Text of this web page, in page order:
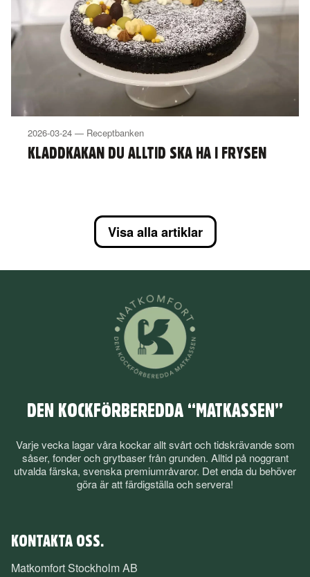
2026-03-24 — Receptbanken
KLADDKAKAN DU ALLTID SKA HA I FRYSEN
Visa alla artiklar
DEN KOCKFÖRBEREDDA “MATKASSEN”
Varje vecka lagar våra kockar allt svårt och tidskrävande som
såser, fonder och grytbaser från grunden. Alltid på noggrant
utvalda färska, svenska premiumråvaror. Det enda du behöver
göra är att färdigställa och servera!
KONTAKTA OSS.
Matkomfort Stockholm AB